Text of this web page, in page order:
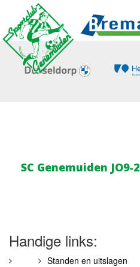
SC Genemuiden JO9-2
Handige links:
Standen en uitslagen